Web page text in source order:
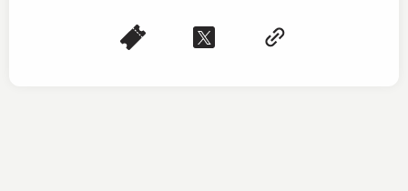
林家 種平
お忘れ物承所